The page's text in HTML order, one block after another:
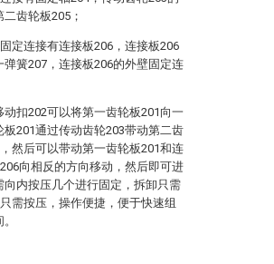
齿轮板205；
定连接有连接板206，连接板206
簧207，连接板206的外壁固定连
扣202可以将第一齿轮板201向一
201通过传动齿轮203带动第二齿
然后可以带动第一齿轮板201和连
向相反的方向移动，然后即可进
内按压几个进行固定，拆卸只需
需按压，操作便捷，便于快速组